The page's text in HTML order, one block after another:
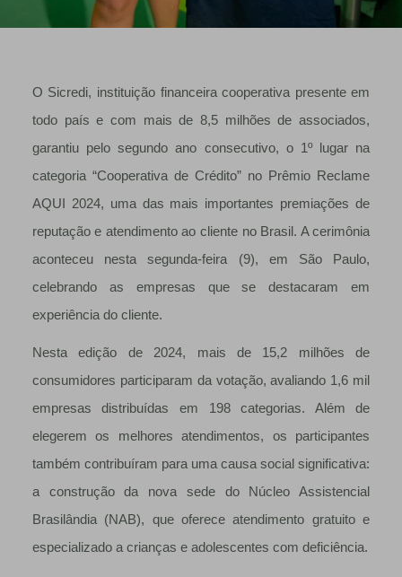
O Sicredi, instituição financeira cooperativa presente em
todo país e com mais de 8,5 milhões de associados,
garantiu pelo segundo ano consecutivo, o 1º lugar na
categoria “Cooperativa de Crédito” no Prêmio Reclame
AQUI 2024, uma das mais importantes premiações de
reputação e atendimento ao cliente no Brasil. A cerimônia
aconteceu nesta segunda-feira (9), em São Paulo,
celebrando as empresas que se destacaram em
experiência do cliente.
Nesta edição de 2024, mais de 15,2 milhões de
consumidores participaram da votação, avaliando 1,6 mil
empresas distribuídas em 198 categorias. Além de
elegerem os melhores atendimentos, os participantes
também contribuíram para uma causa social significativa:
a construção da nova sede do Núcleo Assistencial
Brasilândia (NAB), que oferece atendimento gratuito e
especializado a crianças e adolescentes com deficiência.